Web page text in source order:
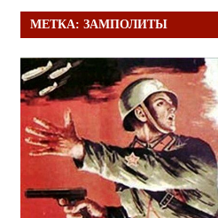
МЕТКА: ЗАМПОЛИТЫ